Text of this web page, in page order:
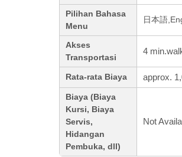
Pilihan Bahasa
Menu
日本語
Akses
Transportasi
4
Rata-rata Biaya approx.
Biaya (Biaya
Kursi, Biaya
Servis,
Hidangan
Pembuka, dll)
Not